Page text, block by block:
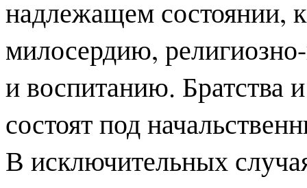
надлежащем состоянии,
милосердию,
и воспитанию. Братства
состоят под
В исключительных